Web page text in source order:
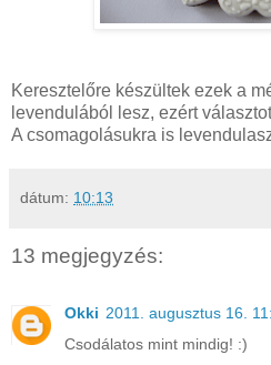
Keresztelőre készültek ezek a
levendulából lesz, ezért
A csomagolásukra is
dátum: 10:13
13 megjegyzés:
Okki 2011. augusztus 16.
Csodálatos mint mindig! :)